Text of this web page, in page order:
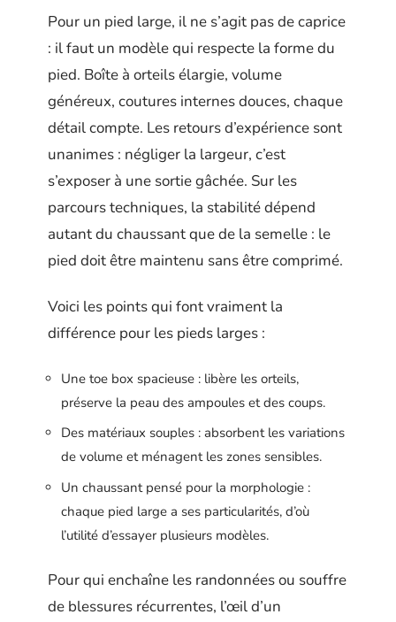
Pour un pied large, il ne s’agit pas de caprice
: il faut un modèle qui respecte la forme du
pied. Boîte à orteils élargie, volume
généreux, coutures internes douces, chaque
détail compte. Les retours d’expérience sont
unanimes : négliger la largeur, c’est
s’exposer à une sortie gâchée. Sur les
parcours techniques, la stabilité dépend
autant du chaussant que de la semelle : le
pied doit être maintenu sans être comprimé.
Voici les points qui font vraiment la
différence pour les pieds larges :
Une toe box spacieuse : libère les orteils,
préserve la peau des ampoules et des coups.
Des matériaux souples : absorbent les variations
de volume et ménagent les zones sensibles.
Un chaussant pensé pour la morphologie :
chaque pied large a ses particularités, d’où
l’utilité d’essayer plusieurs modèles.
Pour qui enchaîne les randonnées ou souffre
de blessures récurrentes, l’œil d’un